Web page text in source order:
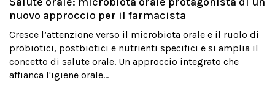
nuovo approccio per il farmacista
Cresce l’attenzione verso il microbiota orale e il ruolo di
probiotici, postbiotici e nutrienti specifici e si amplia il
concetto di salute orale. Un approccio integrato che
affianca l'igiene orale...